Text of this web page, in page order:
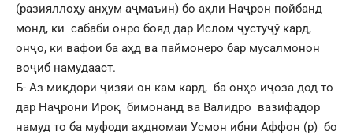
(разияллоҳу анҳум аҷмаъин) бо аҳли Наҷрон пойбанд
монд, ки сабаби онро бояд дар Ислом ҷустуҷў кард,
онҷо, ки вафои ба аҳд ва паймонеро бар мусалмонон
воҷиб намудааст.
Б- Аз миқдори ҷизяи он кам кард, ба онҳо иҷоза дод то
дар Наҷрони Ироқ бимонанд ва Валидро вазифадор
намуд то ба муфоди аҳдномаи Усмон ибни Аффон (р) бо